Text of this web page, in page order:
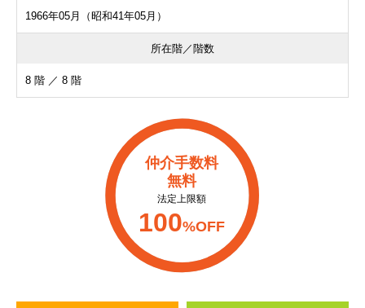
1966年05月（昭和41年05月）
所在階／階数
8 階 ／ 8 階
仲介手数料
無料
法定上限額
100%OFF